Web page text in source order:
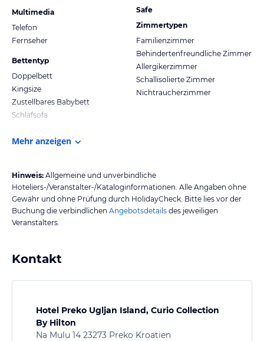
Multimedia
Telefon
Fernseher
Bettentyp
Doppelbett
Kingsize
Zustellbares Babybett
Schlafsofa
Safe
Zimmertypen
Familienzimmer
Behindertenfreundliche Zimmer
Allergikerzimmer
Schallisolierte Zimmer
Nichtraucherzimmer
Mehr anzeigen
Hinweis: Allgemeine und unverbindliche
Hoteliers-/Veranstalter-/Kataloginformationen. Alle Angaben ohne
Gewähr und ohne Prüfung durch HolidayCheck. Bitte lies vor der
Buchung die verbindlichen Angebotsdetails des jeweiligen
Veranstalters.
Kontakt
Hotel Preko Ugljan Island, Curio Collection
By Hilton
Na Mulu 14 23273 Preko Kroatien